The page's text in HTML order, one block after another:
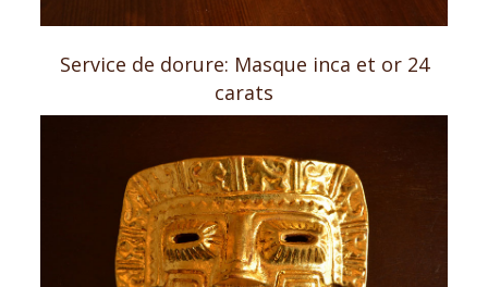
Service de dorure: Masque inca et or 24
carats